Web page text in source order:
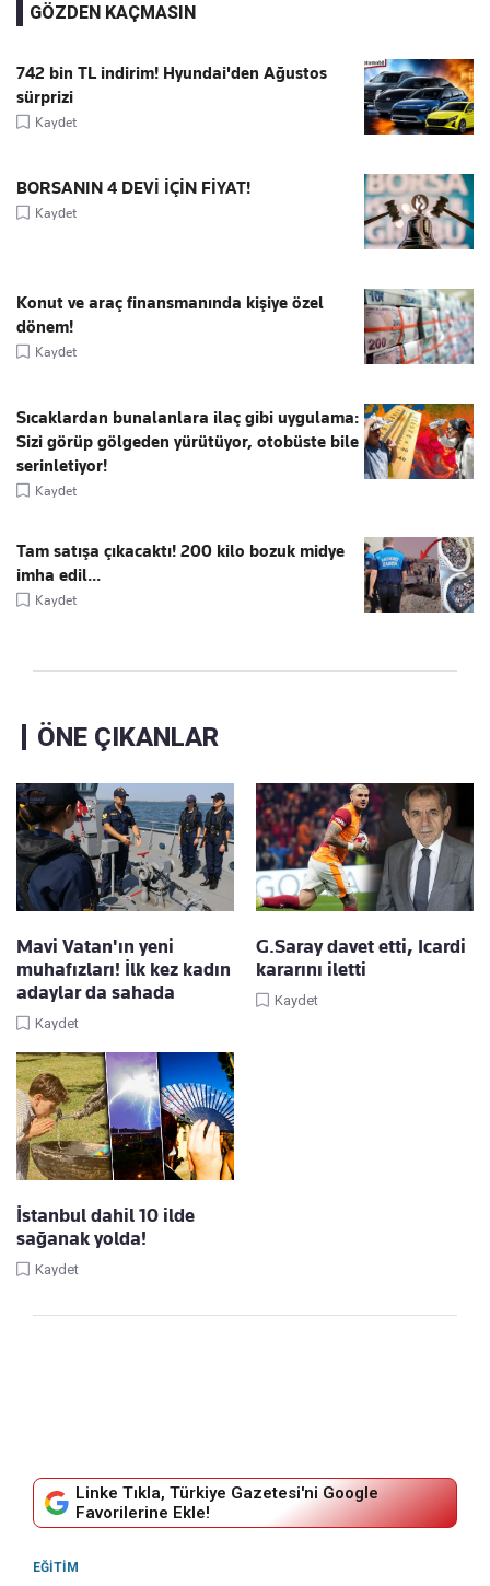
GÖZDEN KAÇMASIN
742 bin TL indirim! Hyundai'den Ağustos
sürprizi
Kaydet
BORSANIN 4 DEVİ İÇİN FİYAT!
Kaydet
Konut ve araç finansmanında kişiye özel
dönem!
Kaydet
Sıcaklardan bunalanlara ilaç gibi uygulama:
Sizi görüp gölgeden yürütüyor, otobüste bile
serinletiyor!
Kaydet
Tam satışa çıkacaktı! 200 kilo bozuk midye
imha edil...
Kaydet
ÖNE ÇIKANLAR
Mavi Vatan'ın yeni
muhafızları! İlk kez kadın
adaylar da sahada
Kaydet
G.Saray davet etti, Icardi
kararını iletti
Kaydet
İstanbul dahil 10 ilde
sağanak yolda!
Kaydet
Linke Tıkla, Türkiye Gazetesi'ni Google
Favorilerine Ekle!
EĞITIM